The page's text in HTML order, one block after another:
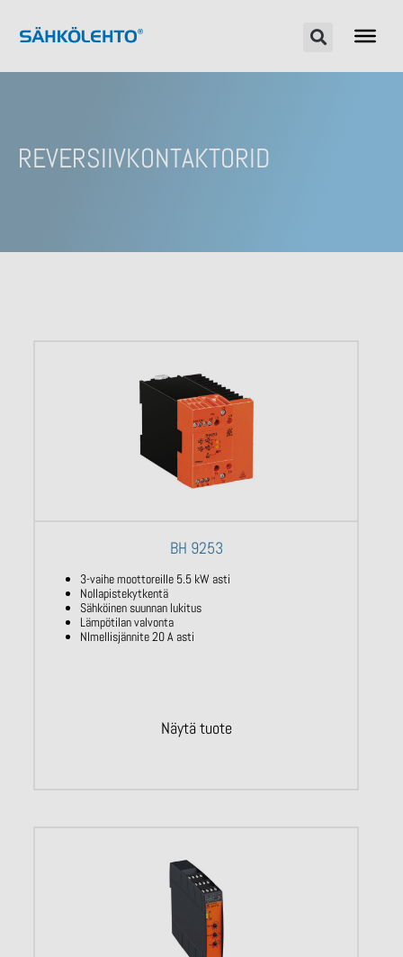
REVERSIIVKONTAKTORID
BH 9253
3-vaihe moottoreille 5.5 kW asti
Nollapistekytkentä
Sähköinen suunnan lukitus
Lämpötilan valvonta
NImellisjännite 20 A asti
Näytä tuote